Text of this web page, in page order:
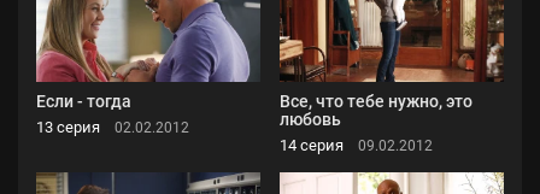
Если - тогда
13 серия 02.02.2012
Все, что тебе нужно, это
любовь
14 серия 09.02.2012